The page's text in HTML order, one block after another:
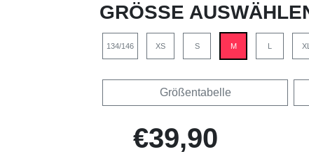
GRÖSSE AUSWÄHLEN
134/146 XS S M L XL
Größentabelle
€39,90